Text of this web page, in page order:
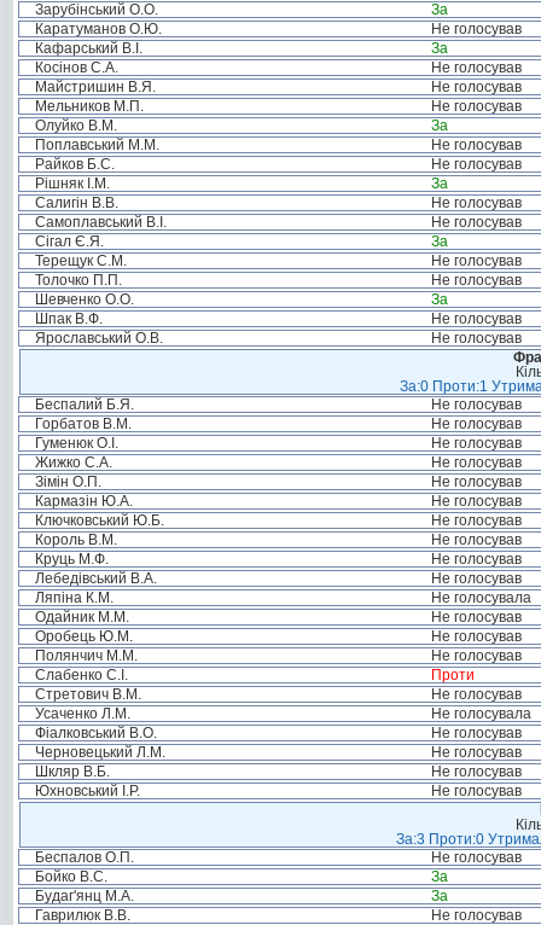
Зарубінський О.О.
За
Каратуманов О.Ю.
Не голосував
Кафарський В.І.
За
Косінов С.А.
Не голосував
Майстришин В.Я.
Не голосував
Мельников М.П.
Не голосував
Олуйко В.М.
За
Поплавський М.М.
Не голосував
Райков Б.С.
Не голосував
Рішняк І.М.
За
Салигін В.В.
Не голосував
Самоплавський В.І.
Не голосував
Сігал Є.Я.
За
Терещук С.М.
Не голосував
Толочко П.П.
Не голосував
Шевченко О.О.
За
Шпак В.Ф.
Не голосував
Ярославський О.В.
Не голосував
За:0 Проти:1
Беспалий Б.Я.
Не голосував
Горбатов В.М.
Не голосував
Гуменюк О.І.
Не голосував
Жижко С.А.
Не голосував
Зімін О.П.
Не голосував
Кармазін Ю.А.
Не голосував
Ключковський Ю.Б.
Не голосував
Король В.М.
Не голосував
Круць М.Ф.
Не голосував
Лебедівський В.А.
Не голосував
Ляпіна К.М.
Не голосувала
Одайник М.М.
Не голосував
Оробець Ю.М.
Не голосував
Полянчич М.М.
Не голосував
Слабенко С.І.
Проти
Стретович В.М.
Не голосував
Усаченко Л.М.
Не голосувала
Фіалковський В.О.
Не голосував
Черновецький Л.М.
Не голосував
Шкляр В.Б.
Не голосував
Юхновський І.Р.
Не голосував
За:3 Проти:0
Беспалов О.П.
Не голосував
Бойко В.С.
За
Будаг'янц М.А.
За
Гаврилюк В.В.
Не голосував